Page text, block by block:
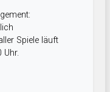
Spiele läuft
Uhr.